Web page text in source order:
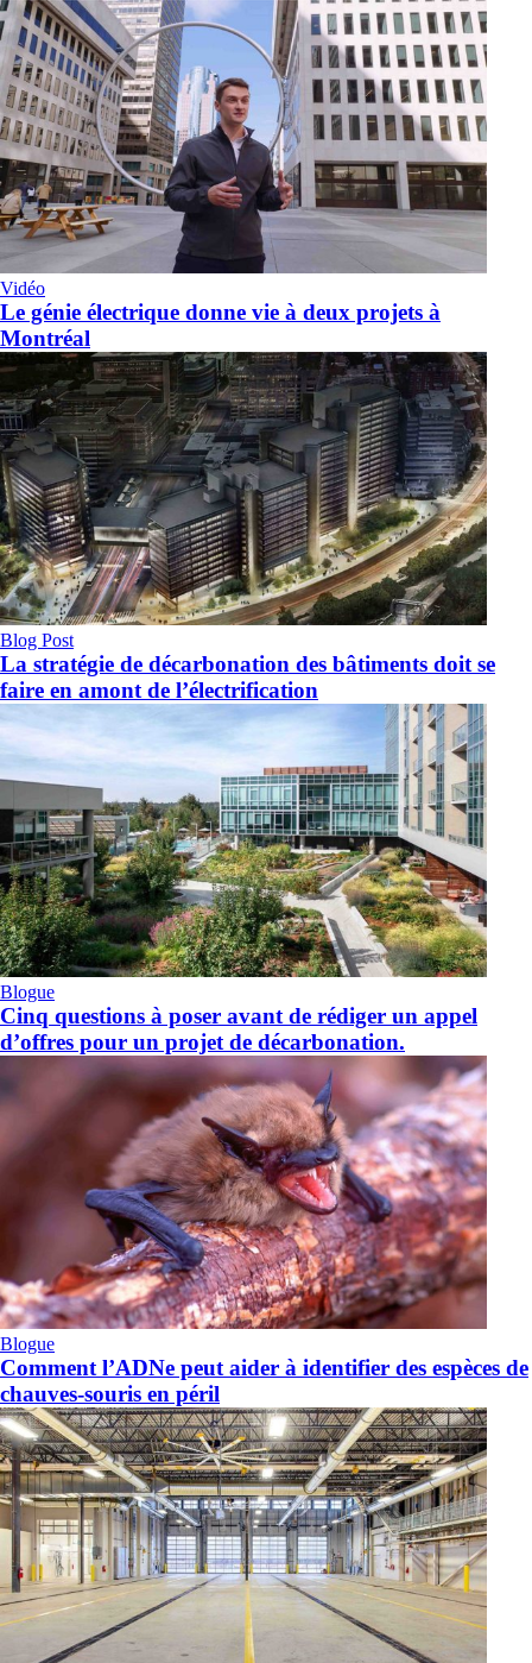
Vidéo
Le génie électrique donne vie à deux projets à
Montréal
Blog Post
La stratégie de décarbonation des bâtiments doit se
faire en amont de l’électrification
Blogue
Cinq questions à poser avant de rédiger un appel
d’offres pour un projet de décarbonation.
Blogue
Comment l’ADNe peut aider à identifier des espèces de
chauves-souris en péril